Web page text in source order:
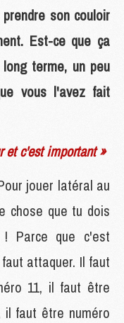
son couloir
Est-ce que ça
terme, un peu
vous l'avez fait
et c'est important »
jouer latéral au
chose que tu dois
Parce que c'est
attaquer. Il faut
11, il faut être
il faut être numéro